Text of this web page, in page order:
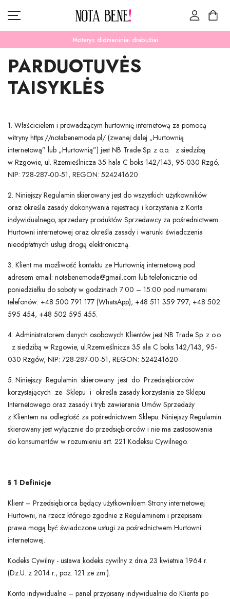
Moterys didmeniniai drabužiai
ŽINIOS
IŠPARDAVIMAS
SUSISIEKITE SU MUMIS
ZLOTY (ZŁ)
LIEŽUVIS
LIETUVIŲ
MANO SĄSKAITA
Liežuvis
Valiutos vienetas
PARDUOTUVĖS
TAISYKLĖS
1. Właścicielem i prowadzącym hurtownię internetową za pomocą
witryny https://notabenemoda.pl/ (zwanej dalej „Hurtownią
internetową” lub „Hurtownią”) jest NB Trade Sp. z o.o. z siedzibą
w Rzgowie, ul. Rzemieślnicza 35 hala C boks 142/143, 95-030 Rzgó,
NIP: 728-287-00-51, REGON: 524241620
2. Niniejszy Regulamin skierowany jest do wszystkich użytkowników
oraz określa zasady dokonywania rejestracji i korzystania z Konta
indywidualnego, sprzedaży produktów Sprzedawcy za pośrednictwem
Hurtowni internetowej oraz określa zasady i warunki świadczenia
nieodpłatnych usług drogą elektroniczną.
3. Klient ma możliwość kontaktu ze Hurtownią internetową pod
adresem email: notabenemoda@gmail.com lub telefonicznie od
poniedziałku do soboty w godzinach 7:00 – 15:00 pod numerami
telefonów: +48 500 791 177 (WhatsApp), +48 511 359 797, +48 502
595 454, +48 502 595 455.
4. Administratorem danych osobowych Klientów jest NB Trade Sp. z o.o.
z siedzibą w Rzgowie, ul.Rzemieślnicza 35 ala C boks 142/143, 95-
030 Rzgów, NIP: 728-287-00-51, REGON: 524241620 .
5. Niniejszy Regulamin skierowany jest do Przedsiębiorców
korzystających ze Sklepu i określa zasady korzystania ze Sklepu
Internetowego oraz zasady i tryb zawierania Umów Sprzedaży
z Klientem na odległość za pośrednictwem Sklepu. Niniejszy Regulamin
skierowany jest wyłącznie do przedsiębiorców i nie ma zastosowania
do konsumentów w rozumieniu art. 221 Kodeksu Cywilnego.
§ 1 Definicje
Klient – Przedsiębiorca będący użytkownikiem Strony internetowej
Hurtowni, na rzecz którego zgodnie z Regulaminem i przepisami
prawa mogą być świadczone usługi za pośrednictwem Hurtowni
internetowej.
Kodeks Cywilny - ustawa kodeks cywilny z dnia 23 kwietnia 1964 r.
(Dz.U. z 2014 r., poz. 121 ze zm.).
Konto indywidualne – panel przypisany indywidualnie do Klienta po